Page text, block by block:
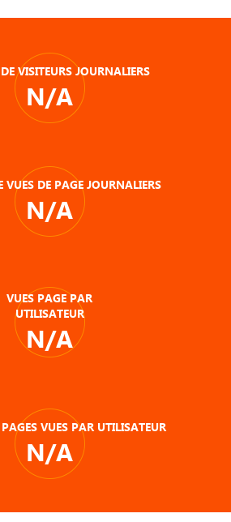
VISITEURS JOURNALIERS
N/A
VUES DE PAGE JOURNALIERS
N/A
VUES PAGE PAR
UTILISATEUR
N/A
VUES PAR UTILISATEUR
N/A